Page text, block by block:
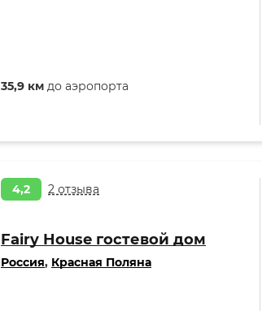
35,9 км до аэропорта
4,2 2 отзыва
Fairy House гостевой дом
Россия, Красная Поляна